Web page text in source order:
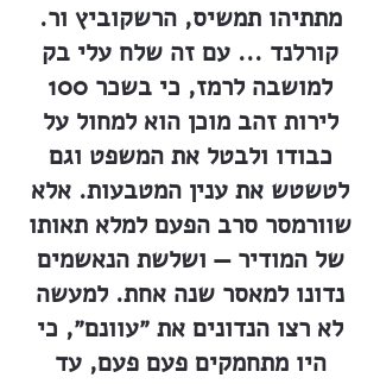
מתתיהו תמשיס, הרשקוביץ ור.
קורלנד ... עם זה שלח עלי בק
למושבה לרמז, כי בשכר 100
לירות זהב מוכן הוא למחול על
כבודו ולבטל את המשפט וגם
לטשטש את ענין המטבעות. אלא
שוורמסר סרב הפעם למלא תאותו
של המודיר — ושלשת הנאשמים
נדונו למאסר שנה אחת. למעשה
לא רצו הנדונים את ״עוונם״, כי
היו מתחמקים פעם פעם, עד